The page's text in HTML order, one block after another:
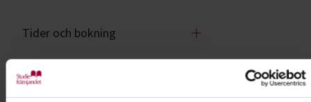
Tider och bokning
Priser